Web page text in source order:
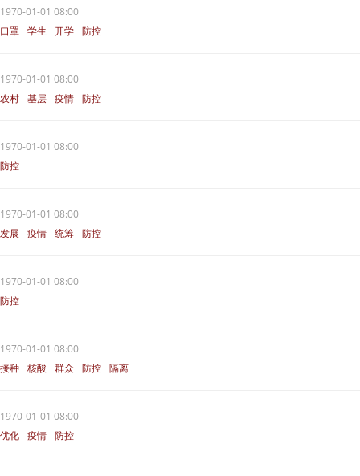
1970-01-01 08:00
口罩 学生 开学 防控
1970-01-01 08:00
农村 基层 疫情 防控
1970-01-01 08:00
防控
1970-01-01 08:00
发展
疫情 统筹 防控
1970-01-01 08:00
防控
1970-01-01 08:00
接种 核酸 群众 防控 隔离
1970-01-01 08:00
优化 疫情 防控